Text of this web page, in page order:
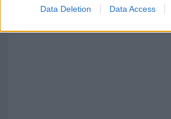
Data Deletion Data Access